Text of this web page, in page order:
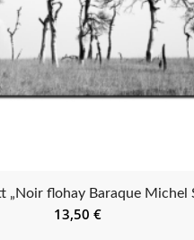
„Noir flohay Baraque Michel
13,50€